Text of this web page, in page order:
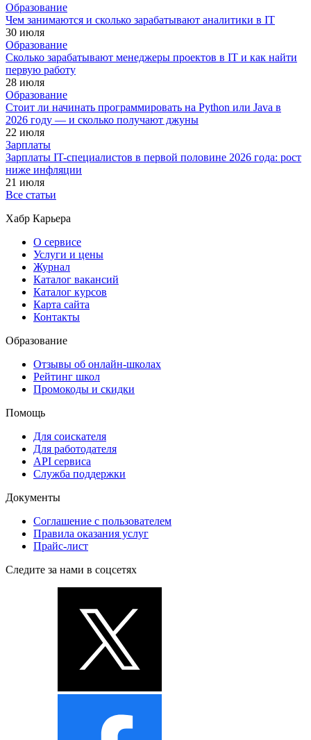
Образование
Чем занимаются и сколько зарабатывают аналитики в IT
30 июля
Образование
Сколько зарабатывают менеджеры проектов в IT и как найти
первую работу
28 июля
Образование
Стоит ли начинать программировать на Python или Java в
2026 году — и сколько получают джуны
22 июля
Зарплаты
Зарплаты IT-специалистов в первой половине 2026 года: рост
ниже инфляции
21 июля
Все статьи
Хабр Карьера
О сервисе
Услуги и цены
Журнал
Каталог вакансий
Каталог курсов
Карта сайта
Контакты
Образование
Отзывы об онлайн-школах
Рейтинг школ
Промокоды и скидки
Помощь
Для соискателя
Для работодателя
API сервиса
Служба поддержки
Документы
Соглашение с пользователем
Правила оказания услуг
Прайс-лист
Следите за нами в соцсетях